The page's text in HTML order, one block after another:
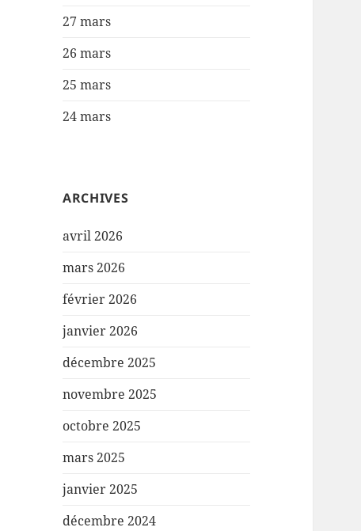
27 mars
26 mars
25 mars
24 mars
ARCHIVES
avril 2026
mars 2026
février 2026
janvier 2026
décembre 2025
novembre 2025
octobre 2025
mars 2025
janvier 2025
décembre 2024